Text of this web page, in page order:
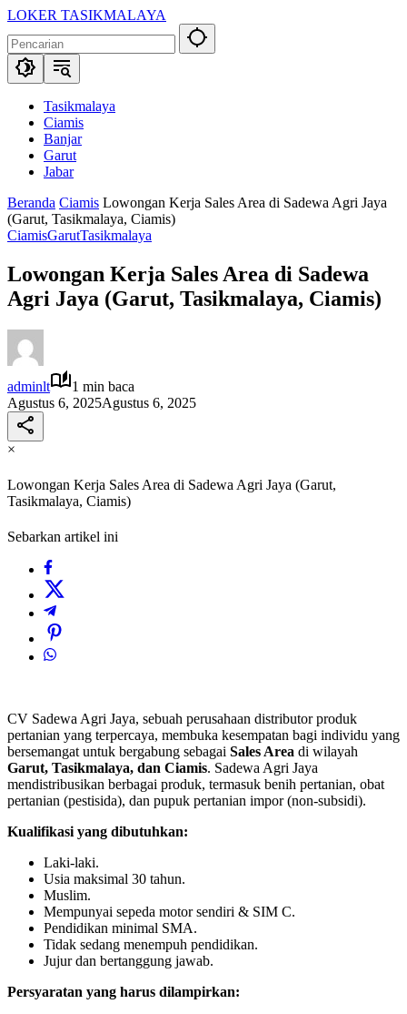
Langsung
konten
LOKER TASIKMALAYA
Lowongan
Kerja
Tasikmalaya
SekitarnaTasikmalaya
Ciamis
Banjar
Garut
Jabar
Beranda Ciamis Lowongan Kerja Sales Area di Sadewa Agri Jaya
(Garut, Tasikmalaya, Ciamis)
CiamisGarutTasikmalaya
Lowongan Kerja Sales Area di Sadewa
Agri Jaya (Garut, Tasikmalaya, Ciamis)
adminlt
1 min baca
Agustus 6, 2025Agustus 6, 2025
×
Lowongan Kerja Sales Area di Sadewa Agri Jaya (Garut,
Tasikmalaya, Ciamis)
Sebarkan artikel ini
CV Sadewa Agri Jaya, sebuah perusahaan distributor produk
pertanian yang terpercaya, membuka kesempatan bagi individu yang
bersemangat untuk bergabung sebagai Sales Area di wilayah
Garut, Tasikmalaya, dan Ciamis. Sadewa Agri Jaya
mendistribusikan berbagai produk, termasuk benih pertanian, obat
pertanian (pestisida), dan pupuk pertanian impor (non-subsidi).
Kualifikasi yang dibutuhkan:
Laki-laki.
Usia maksimal 30 tahun.
Muslim.
Mempunyai sepeda motor sendiri & SIM C.
Pendidikan minimal SMA.
Tidak sedang menempuh pendidikan.
Jujur dan bertanggung jawab.
Persyaratan yang harus dilampirkan: